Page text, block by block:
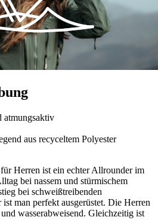
atmungsaktiv
aus recyceltem Polyester
Herren ist ein echter Allrounder im
bei nassem und stürmischem
bei schweißtreibenden
man perfekt ausgerüstet. Die Herren
wasserabweisend. Gleichzeitig ist